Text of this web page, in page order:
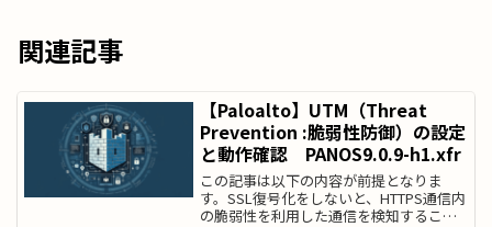
関連記事
【Paloalto】UTM（Threat
Prevention :脆弱性防御）の設定
と動作確認 PANOS9.0.9-h1.xfr
この記事は以下の内容が前提となりま
す。SSL復号化をしないと、HTTPS通信内
の脆弱性を利用した通信を検知すること